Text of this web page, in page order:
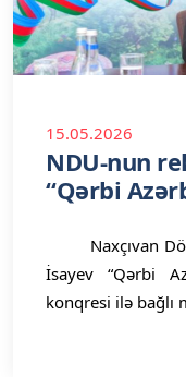
15.05.2026
NDU-nun
“Qərbi
Naxçıvan
İsayev “Qərbi
konqresi ilə bağlı